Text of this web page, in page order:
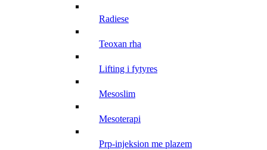
radiese
teoxan rha
lifting i fytyres
mesoslim
mesoterapi
prp-injeksion me plazem